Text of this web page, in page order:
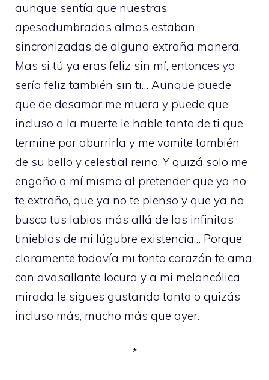
aunque sentía que nuestras
apesadumbradas almas estaban
sincronizadas de alguna extraña manera.
Mas si tú ya eras feliz sin mí, entonces yo
sería feliz también sin ti… Aunque puede
que de desamor me muera y puede que
incluso a la muerte le hable tanto de ti que
termine por aburrirla y me vomite también
de su bello y celestial reino. Y quizá solo me
engaño a mí mismo al pretender que ya no
te extraño, que ya no te pienso y que ya no
busco tus labios más allá de las infinitas
tinieblas de mi lúgubre existencia… Porque
claramente todavía mi tonto corazón te ama
con avasallante locura y a mi melancólica
mirada le sigues gustando tanto o quizás
incluso más, mucho más que ayer.
*